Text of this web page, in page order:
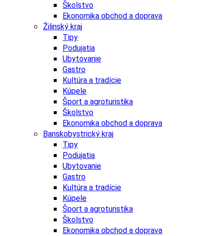
Školstvo
Ekonomika obchod a doprava
Žilinský kraj
Tipy
Podujatia
Ubytovanie
Gastro
Kultúra a tradície
Kúpele
Šport a agroturistika
Školstvo
Ekonomika obchod a doprava
Banskobystrický kraj
Tipy
Podujatia
Ubytovanie
Gastro
Kultúra a tradície
Kúpele
Šport a agroturistika
Školstvo
Ekonomika obchod a doprava